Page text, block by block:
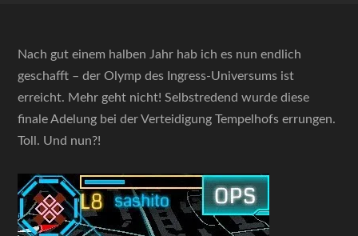
Nach gut einem halben Jahr hab ich es nun endlich
geschafft – der Olymp des Ingress-Universums ist
erreicht. Mehr geht nicht! Selbstredend wurde diese
finale Adelung bei der Verteidigung Tempelhofs errungen.
Toll. Und nun?!